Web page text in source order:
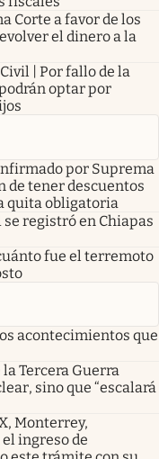
Corte a favor de los
el dinero a la
| Por fallo de la
optar por
por Suprema
de tener descuentos
quita obligatoria
se registró en Chiapas
fue el terremoto
acontecimientos que
Tercera Guerra
sino que “escalará
Monterrey,
ingreso de